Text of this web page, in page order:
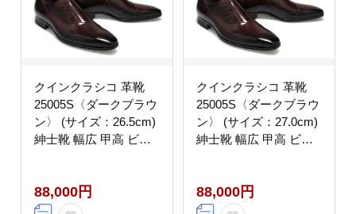
クインクラシコ 革靴
25005S〈ダークブラウ
ン〉 (サイズ：26.5cm)
紳士靴 幅広 甲高 ビジ
リッポン 牛革
88,000円
クインクラシコ 革靴
25005S〈ダークブラウ
ン〉 (サイズ：27.0cm)
紳士靴 幅広 甲高 ビジ
リッポン 牛革
88,000円